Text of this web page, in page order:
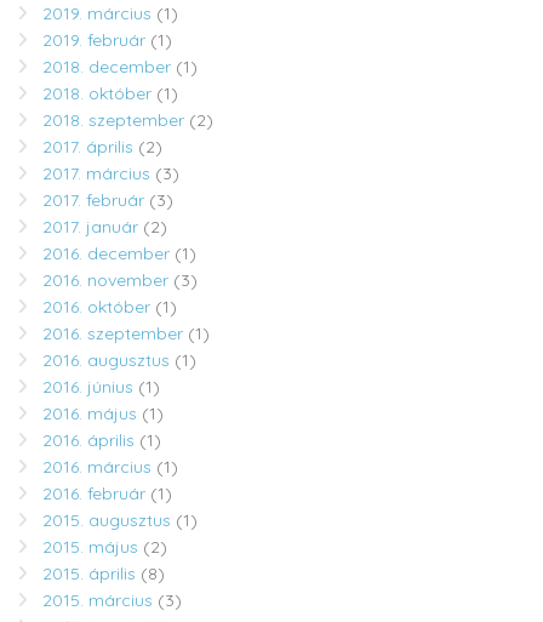
2019. március (1)
2019. február (1)
2018. december (1)
2018. október (1)
2018. szeptember (2)
2017. április (2)
2017. március (3)
2017. február (3)
2017. január (2)
2016. december (1)
2016. november (3)
2016. október (1)
2016. szeptember (1)
2016. augusztus (1)
2016. június (1)
2016. május (1)
2016. április (1)
2016. március (1)
2016. február (1)
2015. augusztus (1)
2015. május (2)
2015. április (8)
2015. március (3)